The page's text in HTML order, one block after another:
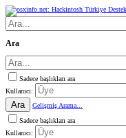
Ara
Sadece başlıkları ara
Kullanıcı:
Ara
Gelişmiş Arama...
Sadece başlıkları ara
Kullanıcı: